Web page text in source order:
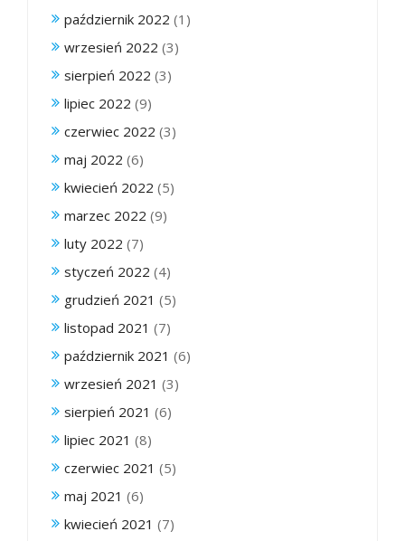
październik 2022 (1)
wrzesień 2022 (3)
sierpień 2022 (3)
lipiec 2022 (9)
czerwiec 2022 (3)
maj 2022 (6)
kwiecień 2022 (5)
marzec 2022 (9)
luty 2022 (7)
styczeń 2022 (4)
grudzień 2021 (5)
listopad 2021 (7)
październik 2021 (6)
wrzesień 2021 (3)
sierpień 2021 (6)
lipiec 2021 (8)
czerwiec 2021 (5)
maj 2021 (6)
kwiecień 2021 (7)